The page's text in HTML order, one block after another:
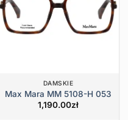
DAMSKIE
Max Mara MM 5108-H 053
1,190.00zł